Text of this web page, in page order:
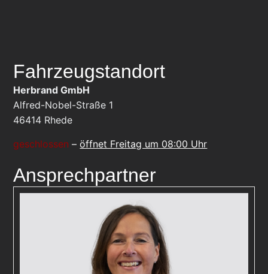
Fahrzeugstandort
Herbrand GmbH
Alfred-Nobel-Straße 1
46414 Rhede
geschlossen –öffnet Freitag um 08:00 Uhr
Ansprechpartner